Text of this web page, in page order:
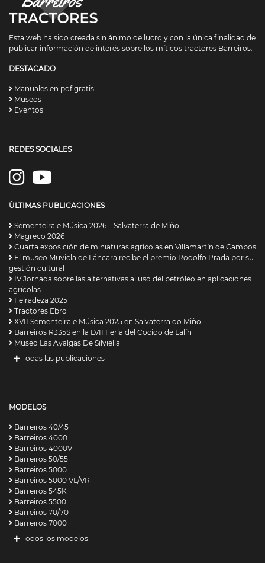
Esta web ha sido creada sin ánimo de lucro y con la única finalidad de
publicar información de interés sobre los míticos tractores Barreiros.
DESTACADO
Manuales en pdf gratis
Museos
Eventos
REDES SOCIALES
ÚLTIMAS PUBLICACIONES
Sementeira e Música 2026 – Salvaterra de Miño
Magreco 2026
Cuarta exposición de miniaturas agrícolas en Villamartín de Campos
El museo Muvicla de Láncara recibe el premio Rodolfo Prada por su
gestión cultural
IV Jornada sobre las alternativas al uso del petróleo en aplicaciones
agrícolas
Feiradeza 2025
Tractores Ebro
XVII Sementeira e Música 2025 en Salvaterra do Miño
Barreiros R335S en la LVII Feria del Cocido de Lalín
Museo Las Ayalgas De Silviella
Todas las publicaciones
MODELOS
Barreiros 40/45
Barreiros 4000
Barreiros 4000V
Barreiros 50/55
Barreiros 5000
Barreiros 5000 VL/VR
Barreiros 545K
Barreiros 5500
Barreiros 70/70
Barreiros 7000
Todos los modelos